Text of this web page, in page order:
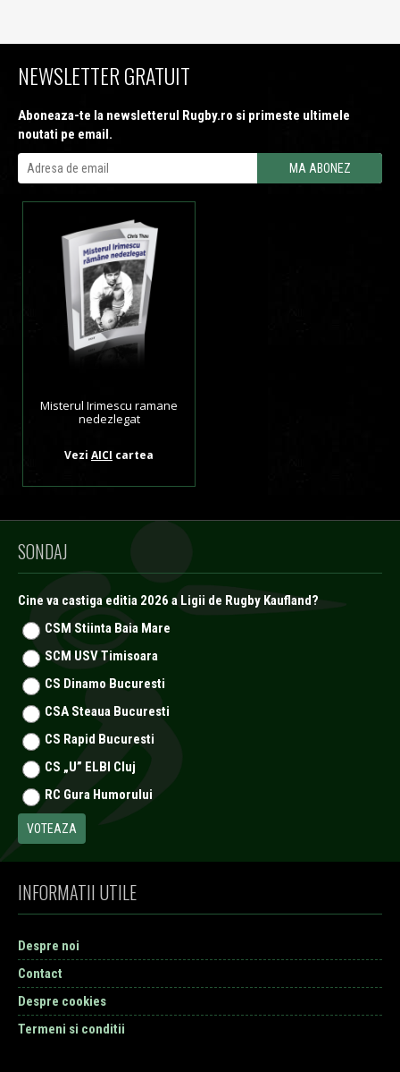
NEWSLETTER GRATUIT
Aboneaza-te la newsletterul Rugby.ro si primeste ultimele
noutati pe email.
Misterul Irimescu ramane
nedezlegat
Vezi AICI cartea
SONDAJ
Cine va castiga editia 2026 a Ligii de Rugby Kaufland?
CSM Stiinta Baia Mare
SCM USV Timisoara
CS Dinamo Bucuresti
CSA Steaua Bucuresti
CS Rapid Bucuresti
CS „U” ELBI Cluj
RC Gura Humorului
INFORMATII UTILE
Despre noi
Contact
Despre cookies
Termeni si conditii